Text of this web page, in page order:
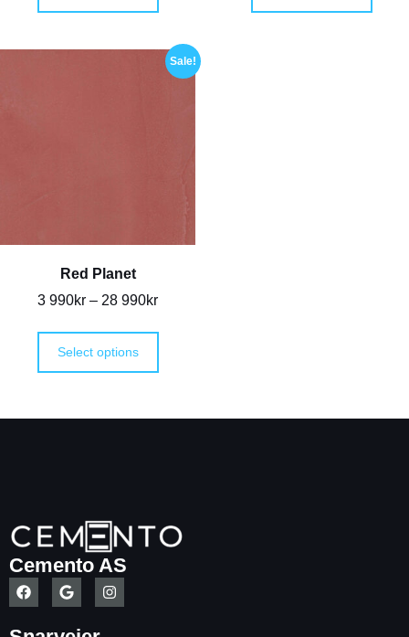
Sale!
Red Planet
3 990kr – 28 990kr
Select options
Cemento AS